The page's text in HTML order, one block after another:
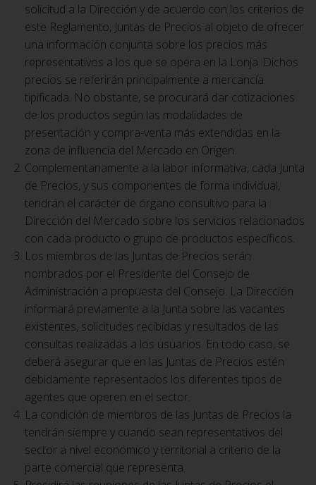
solicitud a la Dirección y de acuerdo con los criterios de
este Reglamento, Juntas de Precios al objeto de ofrecer
una información conjunta sobre los precios más
representativos a los que se opera en la Lonja. Dichos
precios se referirán principalmente a mercancía
tipificada. No obstante, se procurará dar cotizaciones
de los productos según las modalidades de
presentación y compra-venta más extendidas en la
zona de influencia del Mercado en Origen.
Complementariamente a la labor informativa, cada Junta
de Precios, y sus componentes de forma individual,
tendrán el carácter de órgano consultivo para la
Dirección del Mercado sobre los servicios relacionados
con cada producto o grupo de productos específicos.
Los miembros de las Juntas de Precios serán
nombrados por el Presidente del Consejo de
Administración a propuesta del Consejo. La Dirección
informará previamente a la Junta sobre las vacantes
existentes, solicitudes recibidas y resultados de las
consultas realizadas a los usuarios. En todo caso, se
deberá asegurar que en las Juntas de Precios estén
debidamente representados los diferentes tipos de
agentes que operen en el sector.
La condición de miembros de las Juntas de Precios la
tendrán siempre y cuando sean representativos del
sector a nivel económico y territorial a criterio de la
parte comercial que representa.